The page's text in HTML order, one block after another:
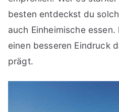
besten entdeckst du
auch Einheimische
einen besseren Eindruck
prägt.